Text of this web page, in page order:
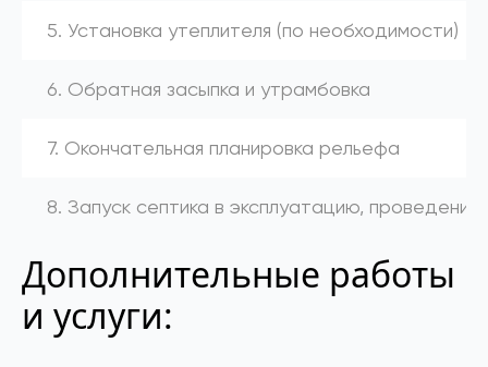
5. Установка утеплителя (по необходимости)
6. Обратная засыпка и утрамбовка
7. Окончательная планировка рельефа
8. Запуск септика в эксплуатацию,
Дополнительные работы
и услуги: